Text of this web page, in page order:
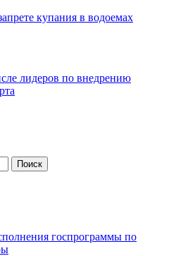
купания в водоемах
лидеров по внедрению
госпрограммы по